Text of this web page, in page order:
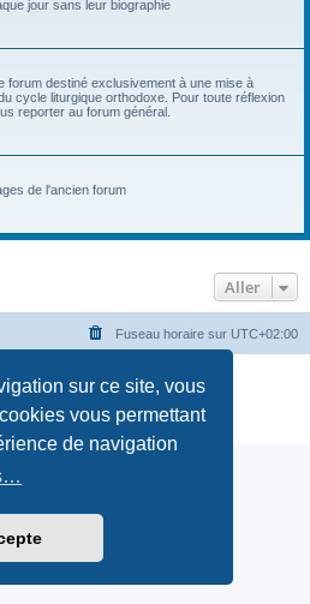
sur ce site, vous
vous permettant
de navigation
jour sans leur biographie
forum destiné exclusivement à une mise à
cycle liturgique orthodoxe. Pour toute réflexion
reporter au forum général.
de l'ancien forum
Aller
Fuseau horaire sur UTC+02:00
® Forum Software © phpBB Limited
officielle
|Conditions